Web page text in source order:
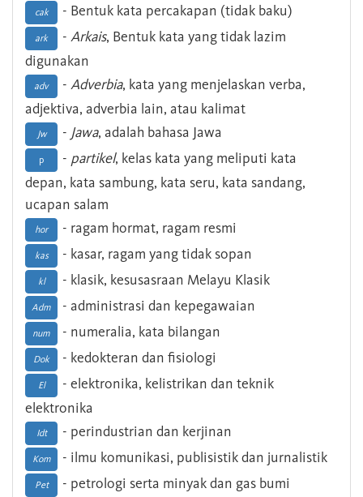
cak - Bentuk kata percakapan (tidak baku)
ark - Arkais, Bentuk kata yang tidak lazim
digunakan
adv - Adverbia, kata yang menjelaskan verba,
adjektiva, adverbia lain, atau kalimat
Jw - Jawa, adalah bahasa Jawa
p - partikel, kelas kata yang meliputi kata
depan, kata sambung, kata seru, kata sandang,
ucapan salam
hor - ragam hormat, ragam resmi
kas - kasar, ragam yang tidak sopan
kl - klasik, kesusasraan Melayu Klasik
Adm - administrasi dan kepegawaian
num - numeralia, kata bilangan
Dok - kedokteran dan fisiologi
El
- elektronika, kelistrikan dan teknik
elektronika
Idt - perindustrian dan kerjinan
Kom - ilmu komunikasi, publisistik dan jurnalistik
Pet - petrologi serta minyak dan gas bumi